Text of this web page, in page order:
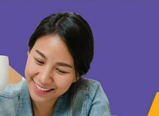
2022
dan Jam Operasionalnya
Mengalami Gangguan
2026: Panduan Lengkap DNS Server